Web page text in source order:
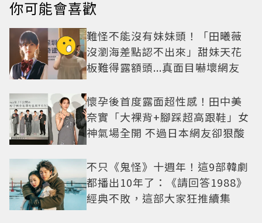
你可能會喜歡
難怪不能沒有妹妹頭！「田曦薇
沒瀏海差點認不出來」甜妹天花
板難得露額頭...真面目嚇壞網友
懷孕後首度露面超性感！田中美
奈實「大裸背+腳踩超高跟鞋」女
神氣場全開 不過日本網友卻狠酸
不只《鬼怪》十週年！這9部韓劇
都播出10年了：《請回答1988》
經典不敗，這部大家狂推續集